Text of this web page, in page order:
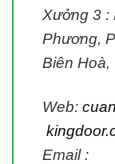
Xưởng 3 :
Phương,
Biên
Web:
Email :